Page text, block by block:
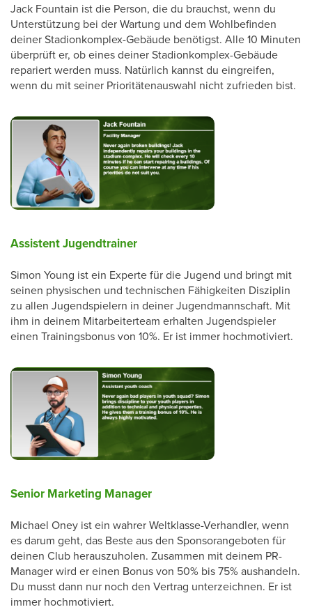
Jack Fountain ist die Person, die du brauchst, wenn du
Unterstützung bei der Wartung und dem Wohlbefinden
deiner Stadionkomplex-Gebäude benötigst. Alle 10 Minuten
überprüft er, ob eines deiner Stadionkomplex-Gebäude
repariert werden muss. Natürlich kannst du eingreifen,
wenn du mit seiner Prioritätenauswahl nicht zufrieden bist.
Assistent Jugendtrainer
Simon Young ist ein Experte für die Jugend und bringt mit
seinen physischen und technischen Fähigkeiten Disziplin
zu allen Jugendspielern in deiner Jugendmannschaft. Mit
ihm in deinem Mitarbeiterteam erhalten Jugendspieler
einen Trainingsbonus von 10%. Er ist immer hochmotiviert.
Senior Marketing Manager
Michael Oney ist ein wahrer Weltklasse-Verhandler, wenn
es darum geht, das Beste aus den Sponsorangeboten für
deinen Club herauszuholen. Zusammen mit deinem PR-
Manager wird er einen Bonus von 50% bis 75% aushandeln.
Du musst dann nur noch den Vertrag unterzeichnen. Er ist
immer hochmotiviert.